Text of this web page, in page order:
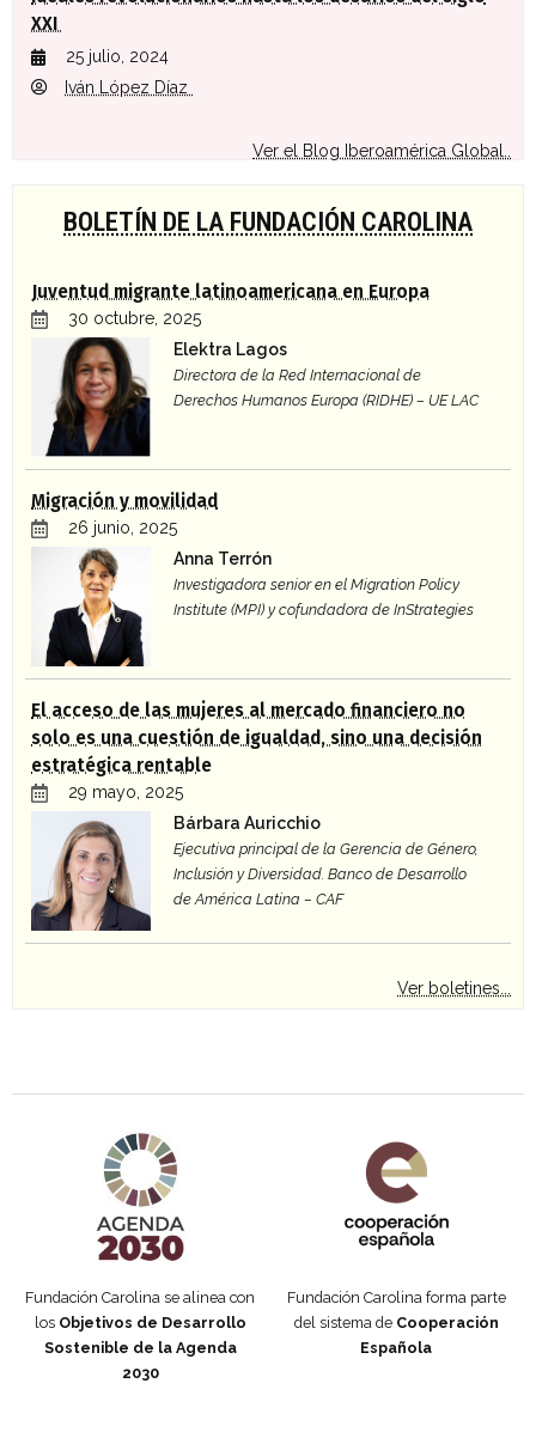
XXI
25 julio, 2024
Iván López Díaz
Ver el Blog Iberoamérica Global..
BOLETÍN DE LA FUNDACIÓN CAROLINA
Juventud migrante latinoamericana en Europa
30 octubre, 2025
Elektra Lagos
Directora de la Red Internacional de
Derechos Humanos Europa (RIDHE) – UE LAC
Migración y movilidad
26 junio, 2025
Anna Terrón
Investigadora senior en el Migration Policy
Institute (MPI) y cofundadora de InStrategies
El acceso de las mujeres al mercado financiero no
solo es una cuestión de igualdad, sino una decisión
estratégica rentable
29 mayo, 2025
Bárbara Auricchio
Ejecutiva principal de la Gerencia de Género,
Inclusión y Diversidad. Banco de Desarrollo
de América Latina – CAF
Ver boletines...
Fundación Carolina se alinea con
los Objetivos de Desarrollo
Sostenible de la Agenda
2030
Fundación Carolina forma parte
del sistema de Cooperación
Española